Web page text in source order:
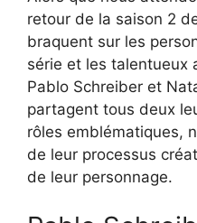
retour de la saison 2
braquent sur les
série et les talentueux
Pablo Schreiber et
partagent tous deux
rôles emblématiques,
de leur processus
de leur personnage.